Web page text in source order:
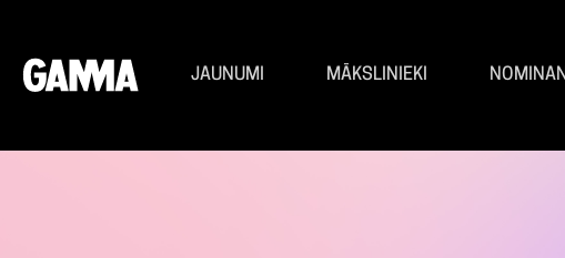
JAUNUMI MĀKSLINIEKI